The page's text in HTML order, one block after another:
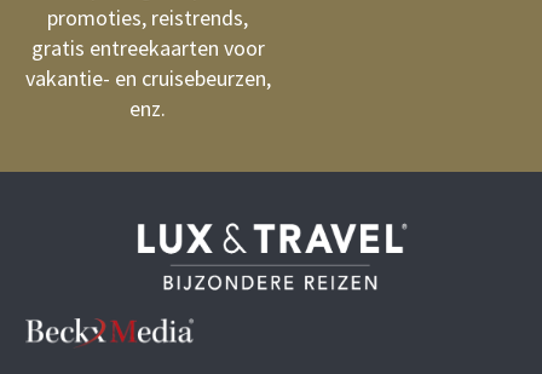
promoties, reistrends,
gratis entreekaarten voor
vakantie- en cruisebeurzen,
enz.